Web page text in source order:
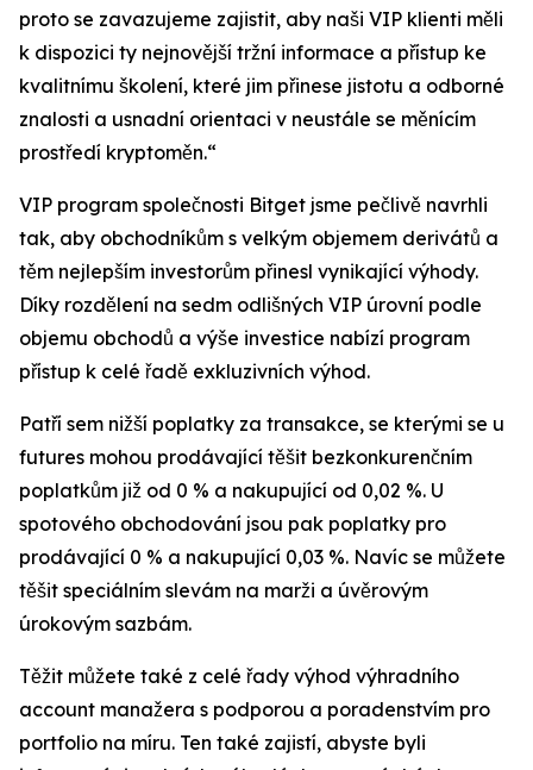
proto se zavazujeme zajistit, aby naši VIP klienti měli
k dispozici ty nejnovější tržní informace a přístup ke
kvalitnímu školení, které jim přinese jistotu a odborné
znalosti a usnadní orientaci v neustále se měnícím
prostředí kryptoměn.“
VIP program společnosti Bitget jsme pečlivě navrhli
tak, aby obchodníkům s velkým objemem derivátů a
těm nejlepším investorům přinesl vynikající výhody.
Díky rozdělení na sedm odlišných VIP úrovní podle
objemu obchodů a výše investice nabízí program
přístup k celé řadě exkluzivních výhod.
Patří sem nižší poplatky za transakce, se kterými se u
futures mohou prodávající těšit bezkonkurenčním
poplatkům již od 0 % a nakupující od 0,02 %. U
spotového obchodování jsou pak poplatky pro
prodávající 0 % a nakupující 0,03 %. Navíc se můžete
těšit speciálním slevám na marži a úvěrovým
úrokovým sazbám.
Těžit můžete také z celé řady výhod výhradního
account manažera s podporou a poradenstvím pro
portfolio na míru. Ten také zajistí, abyste byli